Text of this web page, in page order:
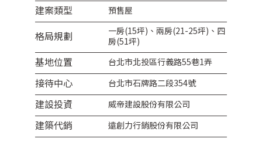
建案類型 預售屋
格局規劃
一房(15坪)、兩房(21-25坪)、四
房(51坪)
基地位置 台北市北投區行義路55巷1弄
接待中心 台北市石牌路二段354號
建設投資​ 威帝建設股份有限公司
建築代銷 遠創力行銷股份有限公司